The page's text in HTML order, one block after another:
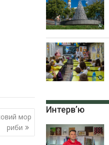
мор
риби
Интерв’ю